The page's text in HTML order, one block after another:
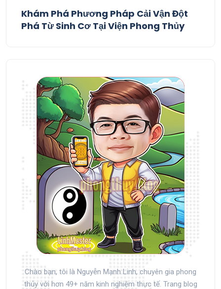
Khám Phá Phương Pháp Cải Vận Đột
Phá Từ Sinh Cơ Tại Viện Phong Thủy
Chào bạn, tôi là Nguyễn Mạnh Linh, chuyên gia phong
thủy với hơn 49+ năm kinh nghiệm thực tế. Trang blog